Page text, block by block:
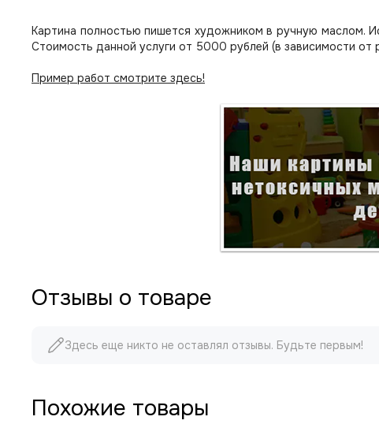
Картина полностью пишется художником в ручную маслом.
Стоимость данной услуги от 5000 рублей (в зависимости от
Пример работ смотрите здесь!
Отзывы о товаре
Здесь еще никто не оставлял отзывы. Будьте первым!
Похожие товары